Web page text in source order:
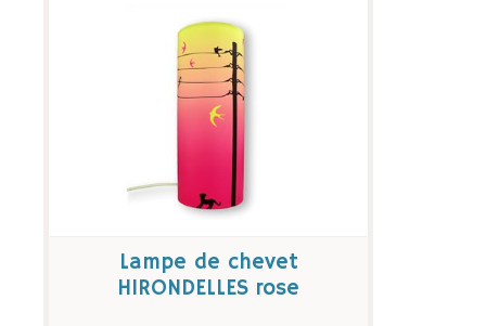
Lampe de chevet
HIRONDELLES rose